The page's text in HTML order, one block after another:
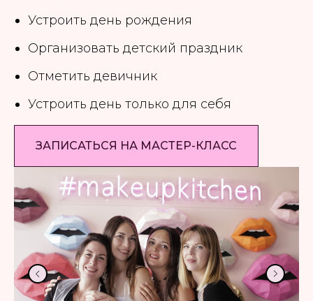
Устроить день рождения
Организовать детский праздник
Отметить девичник
Устроить день только для себя
ЗАПИСАТЬСЯ НА МАСТЕР-КЛАСС